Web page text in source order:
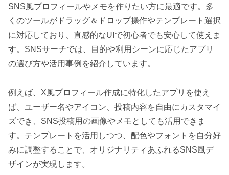
SNS風プロフィールやメモを作りたい方に最適です。多
くのツールがドラッグ＆ドロップ操作やテンプレート選択
に対応しており、直感的なUIで初心者でも安心して使えま
す。SNSサーチでは、目的や利用シーンに応じたアプリ
の選び方や活用事例を紹介しています。
例えば、X風プロフィール作成に特化したアプリを使え
ば、ユーザー名やアイコン、投稿内容を自由にカスタマイ
ズでき、SNS投稿用の画像やメモとしても活用できま
す。テンプレートを活用しつつ、配色やフォントを自分好
みに調整することで、オリジナリティあふれるSNS風デ
ザインが実現します。